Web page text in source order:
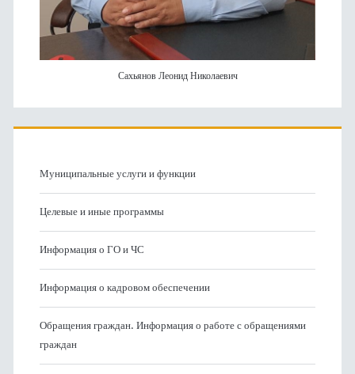
Сахьянов Леонид Николаевич
Муниципальные услуги и функции
Целевые и иные программы
Информация о ГО и ЧС
Информация о кадровом обеспечении
Обращения граждан. Информация о работе с обращениями
граждан